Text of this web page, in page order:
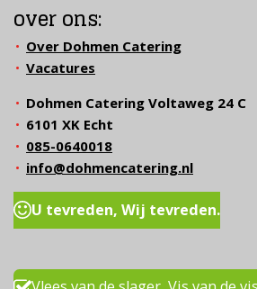
over ons:
Over Dohmen Catering
Vacatures
Dohmen Catering Voltaweg 24 C
6101 XK Echt
085-0640018
info@dohmencatering.nl
U tevreden, Wij tevreden.